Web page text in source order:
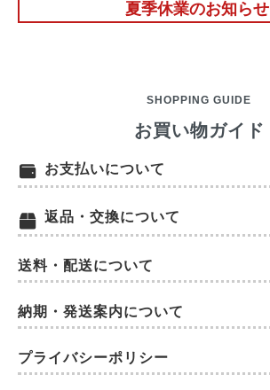
夏季休業のお知らせ
SHOPPING GUIDE
お買い物ガイド
お支払いについて
返品・交換について
送料・配送について
納期・発送案内について
プライバシーポリシー